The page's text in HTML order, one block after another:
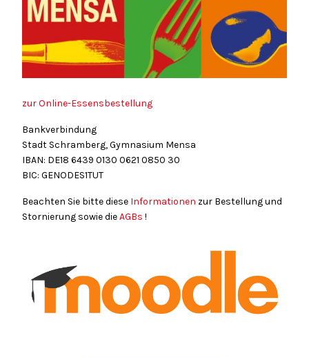
zur Online-Essensbestellung
Bankverbindung
Stadt Schramberg, Gymnasium Mensa
IBAN: DE18 6439 0130 0621 0850 30
BIC: GENODES1TUT
Beachten Sie bitte diese Informationen zur Bestellung und
Stornierung sowie dieAGBs !